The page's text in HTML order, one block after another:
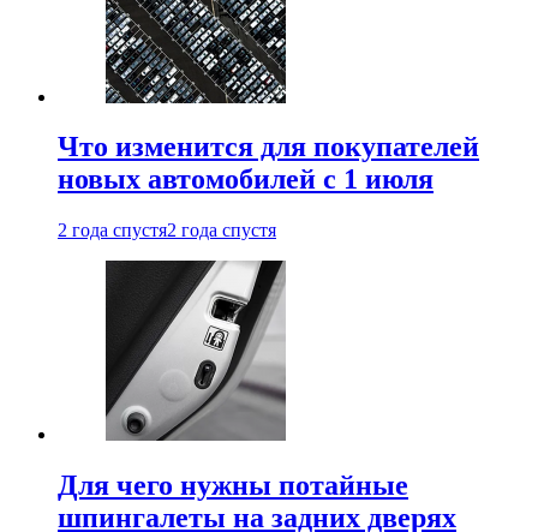
Что изменится для покупателей
новых автомобилей с 1 июля
2 года спустя2 года спустя
Для чего нужны потайные
шпингалеты на задних дверях